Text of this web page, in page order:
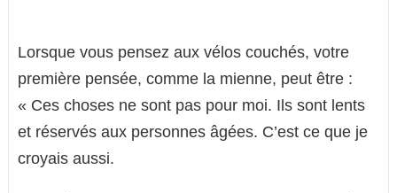
Lorsque vous pensez aux vélos couchés, votre
première pensée, comme la mienne, peut être :
« Ces choses ne sont pas pour moi. Ils sont lents
et réservés aux personnes âgées. C’est ce que je
croyais aussi.